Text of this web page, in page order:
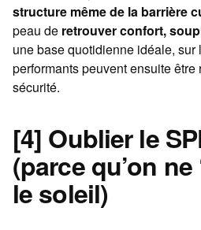
structure même de la barrière
peau de retrouver confort,
une base quotidienne idéale,
performants peuvent ensuite
sécurité.
[4] Oublier le
(parce qu’on
le soleil)